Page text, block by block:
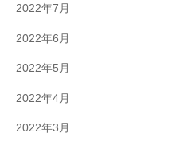
2022年7月
2022年6月
2022年5月
2022年4月
2022年3月